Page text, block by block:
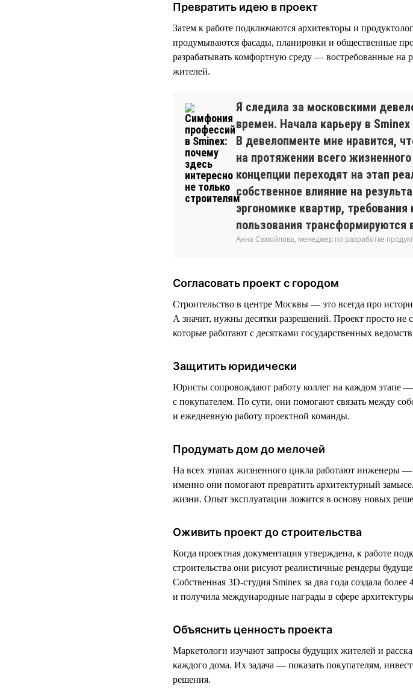
Превратить идею в проект
Затем к работе подключаются архитекторы и
продумываются фасады, планировки и общественные
разрабатывать комфортную среду — востребованные
жителей.
Я следила за московскими
времен. Начала карьеру в
В девелопменте мне нравится,
на протяжении всего
концепции переходят на этап
собственное влияние на
эргономике квартир,
пользования трансформируются
Анна Самойлова, менеджер по разработке
Согласовать проект с городом
Строительство в центре Москвы — это всегда про
А значит, нужны десятки разрешений. Проект просто не
которые работают с десятками государственных
Защитить юридически
Юристы сопровождают работу коллег на каждом этапе
с покупателем. По сути, они помогают связать между
и ежедневную работу проектной команды.
Продумать дом до мелочей
На всех этапах жизненного цикла работают инженеры
именно они помогают превратить архитектурный
жизни. Опыт эксплуатации ложится в основу новых
Оживить проект до строительства
Когда проектная документация утверждена, к работе
строительства они рисуют реалистичные рендеры
Собственная 3D-студия Sminex за два года создала
и получила международные награды в сфере
Объяснить ценность проекта
Маркетологи изучают запросы будущих жителей и
каждого дома. Их задача — показать покупателям,
решения.